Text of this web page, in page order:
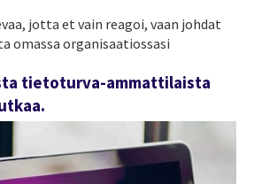
jotta et vain reagoi, vaan johdat
omassa organisaatiossasi
tietoturva-ammattilaista